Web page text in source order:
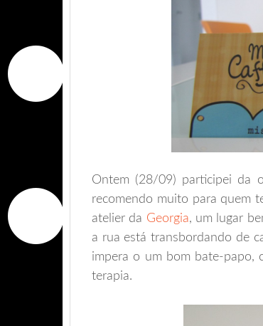
Ontem (28/09) participei da
recomendo muito para quem
atelier da Georgia, um lugar
a rua está transbordando de
impera o um bom bate-papo,
terapia.